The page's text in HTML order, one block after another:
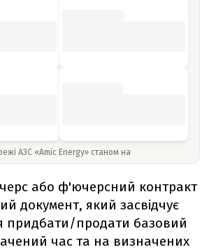
АЗС «Amic Energy» станом на
або ф'ючерсний контракт
документ, який засвідчує
придбати/продати базовий
час та на визначених